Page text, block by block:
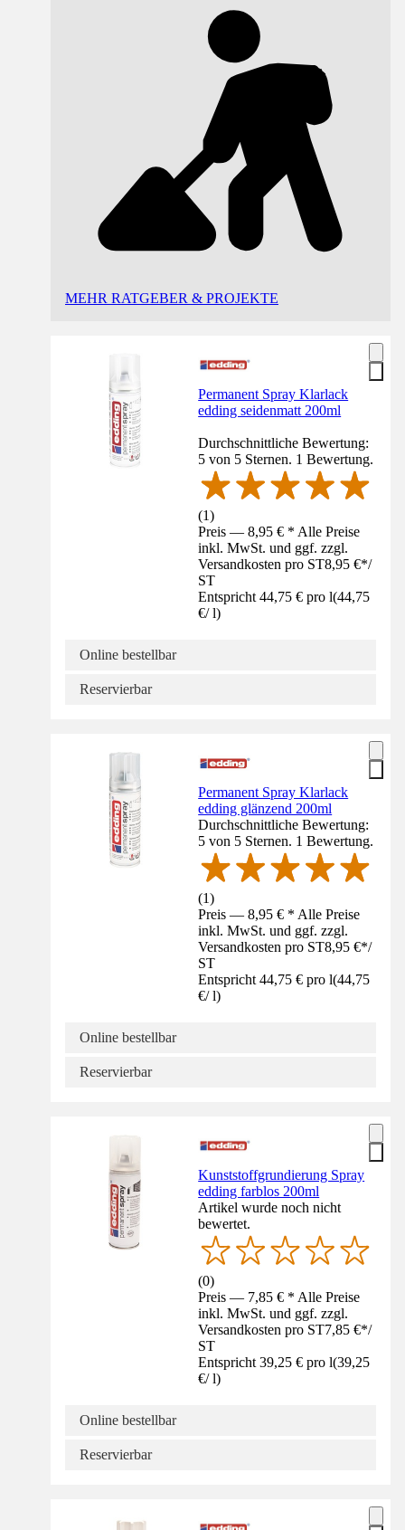
MEHR RATGEBER & PROJEKTE
Permanent Spray Klarlack
edding seidenmatt 200ml
Durchschnittliche Bewertung:
5 von 5 Sternen. 1 Bewertung.
(1)
Preis — 8,95 € * Alle Preise
inkl. MwSt. und ggf. zzgl.
Versandkosten pro ST8,95 €*/
ST
Entspricht 44,75 € pro l(44,75
€/ l)
Online bestellbar
Reservierbar
Permanent Spray Klarlack
edding glänzend 200ml
Durchschnittliche Bewertung:
5 von 5 Sternen. 1 Bewertung.
(1)
Preis — 8,95 € * Alle Preise
inkl. MwSt. und ggf. zzgl.
Versandkosten pro ST8,95 €*/
ST
Entspricht 44,75 € pro l(44,75
€/ l)
Online bestellbar
Reservierbar
Kunststoffgrundierung Spray
edding farblos 200ml
Artikel wurde noch nicht
bewertet.
(0)
Preis — 7,85 € * Alle Preise
inkl. MwSt. und ggf. zzgl.
Versandkosten pro ST7,85 €*/
ST
Entspricht 39,25 € pro l(39,25
€/ l)
Online bestellbar
Reservierbar